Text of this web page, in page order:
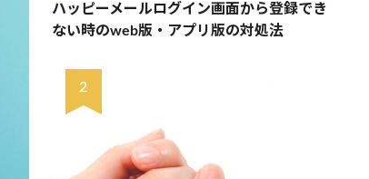
ハッピーメールログイン画面から登録でき
ない時のweb版・アプリ版の対処法